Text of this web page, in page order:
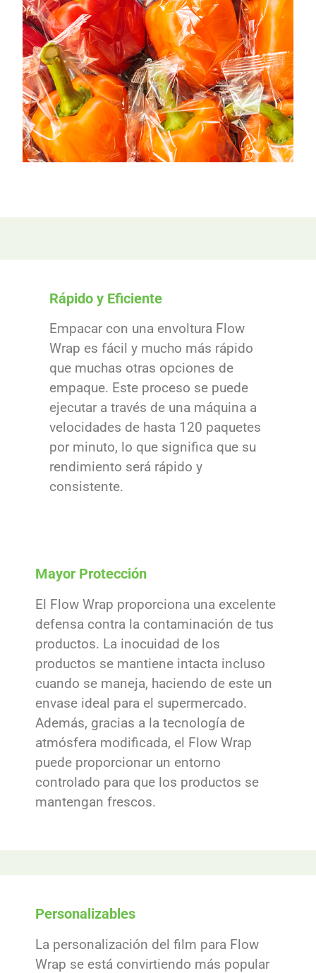
Rápido y Eficiente
Empacar con una envoltura Flow
Wrap es fácil y mucho más rápido
que muchas otras opciones de
empaque. Este proceso se puede
ejecutar a través de una máquina a
velocidades de hasta 120 paquetes
por minuto, lo que significa que su
rendimiento será rápido y
consistente.
Mayor Protección
El Flow Wrap proporciona una excelente
defensa contra la contaminación de tus
productos. La inocuidad de los
productos se mantiene intacta incluso
cuando se maneja, haciendo de este un
envase ideal para el supermercado.
Además, gracias a la tecnología de
atmósfera modificada, el Flow Wrap
puede proporcionar un entorno
controlado para que los productos se
mantengan frescos.
Personalizables
La personalización del film para Flow
Wrap se está convirtiendo más popular